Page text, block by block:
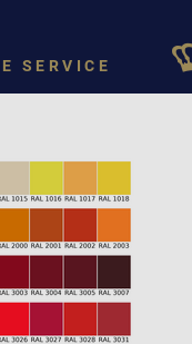
SERVICE